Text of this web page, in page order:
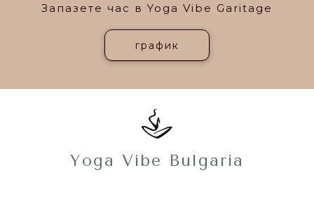
Запазете час в Yoga Vibe Garitage
график
Yoga Vibe Bulgaria